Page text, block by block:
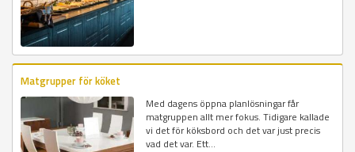
Matgrupper för köket
Med dagens öppna planlösningar får
matgruppen allt mer fokus. Tidigare kallade
vi det för köksbord och det var just precis
vad det var. Ett...